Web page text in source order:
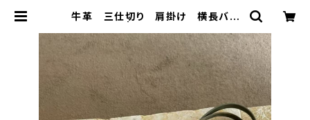
牛革 三仕切り 肩掛け 横長バッ